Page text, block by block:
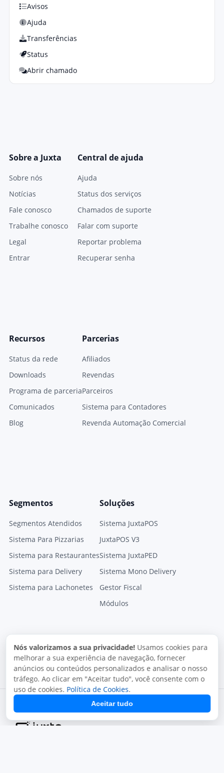
Avisos
Ajuda
Transferências
Status
Abrir chamado
Sobre a Juxta
Sobre nós
Notícias
Fale conosco
Trabalhe conosco
Legal
Entrar
Central de ajuda
Ajuda
Status dos serviços
Chamados de suporte
Falar com suporte
Reportar problema
Recuperar senha
Recursos
Status da rede
Downloads
Programa de parceria
Comunicados
Blog
Parcerias
Afiliados
Revendas
Parceiros
Sistema para Contadores
Revenda Automação Comercial
Segmentos
Segmentos Atendidos
Sistema Para Pizzarias
Sistema para Restaurantes
Sistema para Delivery
Sistema para Lachonetes
Soluções
Sistema JuxtaPOS
JuxtaPOS V3
Sistema JuxtaPED
Sistema Mono Delivery
Gestor Fiscal
Módulos
Nós valorizamos a sua privacidade! Usamos cookies para
melhorar a sua experiência de navegação, fornecer
anúncios ou conteúdos personalizados e analisar o nosso
tráfego. Ao clicar em "Aceitar tudo", você consente com o
uso de cookies. Política de Cookies.
Aceitar tudo